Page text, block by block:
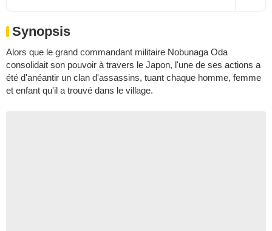
Synopsis
Alors que le grand commandant militaire Nobunaga Oda
consolidait son pouvoir à travers le Japon, l'une de ses actions a
été d'anéantir un clan d'assassins, tuant chaque homme, femme
et enfant qu'il a trouvé dans le village.